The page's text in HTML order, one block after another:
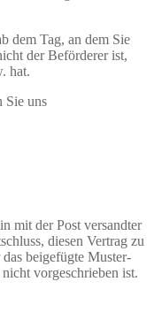
dem Tag, an dem Sie
der Beförderer ist,
hat.
Sie uns
mit der Post versandter
diesen Vertrag zu
beigefügte Muster-
vorgeschrieben ist.